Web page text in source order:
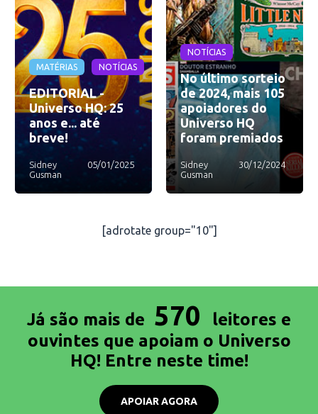
MATÉRIAS NOTÍCIAS
EDITORIAL -
Universo HQ: 25
anos e... até
breve!
Sidney
Gusman
05/01/2025
NOTÍCIAS
No último sorteio
de 2024, mais 105
apoiadores do
Universo HQ
foram premiados
Sidney
Gusman
30/12/2024
[adrotate group="10"]
Já são mais de 570
leitores e
ouvintes que apoiam o Universo
HQ! Entre neste time!
APOIAR AGORA